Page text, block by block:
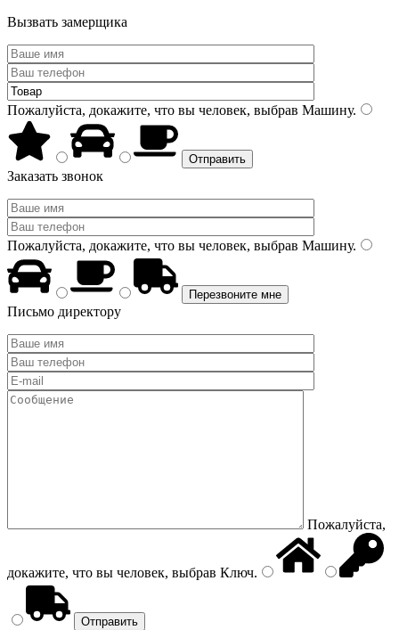
Вызвать замерщика
Пожалуйста, докажите, что вы человек, выбрав Машину.
Заказать звонок
Пожалуйста, докажите, что вы человек, выбрав Машину.
Письмо директору
Пожалуйста,
докажите, что вы человек, выбрав Ключ.